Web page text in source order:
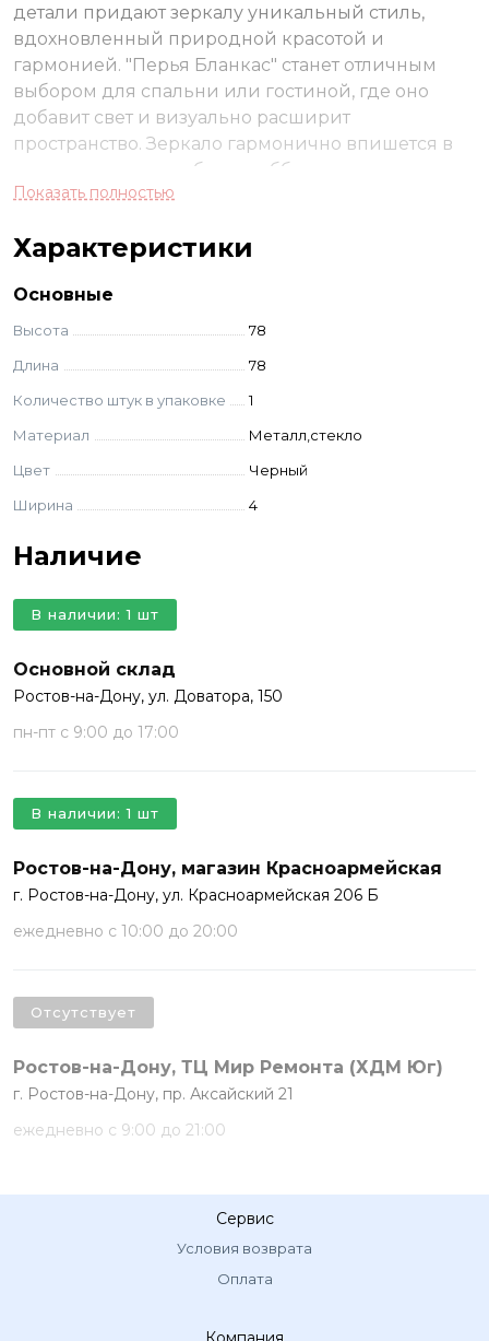
детали придают зеркалу уникальный стиль,
вдохновленный природной красотой и
гармонией. "Перья Бланкас" станет отличным
выбором для спальни или гостиной, где оно
добавит свет и визуально расширит
пространство. Зеркало гармонично впишется в
интерьеры в стиле бохо, шебби-шик или
скандинавский, придавая пространству
Показать полностью
Характеристики
Основные
Высота
78
Длина
78
Количество штук в упаковке
1
Материал
Металл,стекло
Цвет
Черный
Ширина
4
Наличие
Основной склад
Ростов-на-Дону, ул. Доватора, 150
пн-пт с 9:00 до 17:00
В наличии: 1 шт
Ростов-на-Дону, магазин Красноармейская
г. Ростов-на-Дону, ул. Красноармейская 206 Б
ежедневно с 10:00 до 20:00
В наличии: 1 шт
Ростов-на-Дону, ТЦ Мир Ремонта (ХДМ Юг)
г. Ростов-на-Дону, пр. Аксайский 21
ежедневно с 9:00 до 21:00
Отсутствует
Сервис
Условия возврата
Оплата